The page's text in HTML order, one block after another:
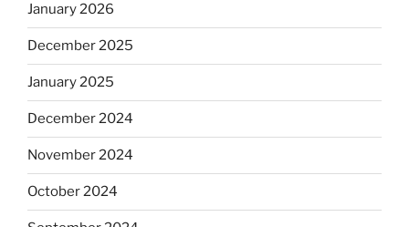
January 2026
December 2025
January 2025
December 2024
November 2024
October 2024